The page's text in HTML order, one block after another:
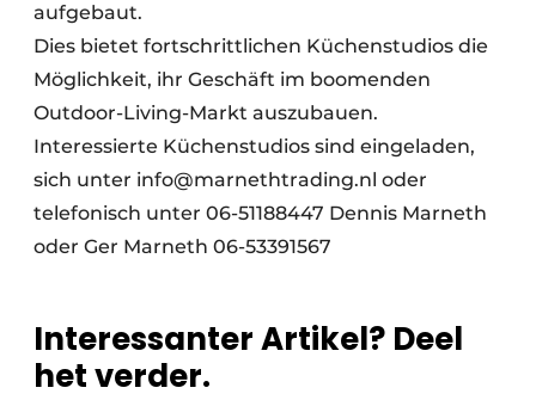
aufgebaut.
Dies bietet fortschrittlichen Küchenstudios die
Möglichkeit, ihr Geschäft im boomenden
Outdoor-Living-Markt auszubauen.
Interessierte Küchenstudios sind eingeladen,
sich unter info@marnethtrading.nl oder
telefonisch unter 06-51188447 Dennis Marneth
oder Ger Marneth 06-53391567
Interessanter Artikel? Deel
het verder.